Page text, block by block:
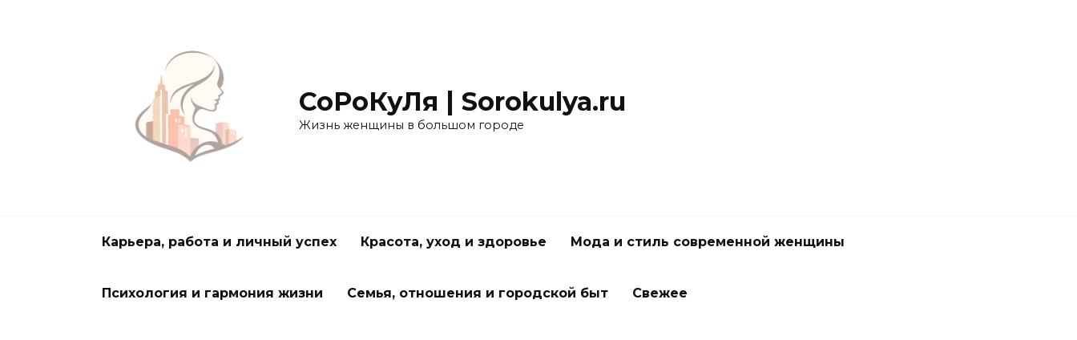
СоРоКуЛя | Sorokulya.ru
Жизнь женщины в большом городе
Карьера, работа и личный успех Красота, уход и здоровье Мода и стиль современной женщины
Психология и гармония жизни Семья, отношения и городской быт Свежее